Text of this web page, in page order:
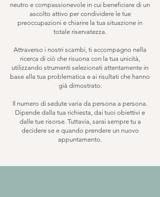
neutro e compassionevole in cui beneficiare di un
ascolto attivo per condividere le tue
preoccupazioni e chiarire la tua situazione in
totale riservatezza.
Attraverso i nostri scambi, ti accompagno nella
ricerca di ciò che risuona con la tua unicità,
utilizzando strumenti selezionati attentamente in
base alla tua problematica e ai risultati che hanno
già dimostrato.
Il numero di sedute varia da persona a persona.
Dipende dalla tua richiesta, dai tuoi obiettivi e
dalle tue risorse. Tuttavia, sarai sempre tu a
decidere se e quando prendere un nuovo
appuntamento.